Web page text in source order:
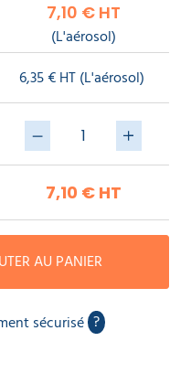
7,10 € HT
(L'aérosol)
6,35 € HT (L'aérosol)
7,10 € HT
AU PANIER
sécurisé ?